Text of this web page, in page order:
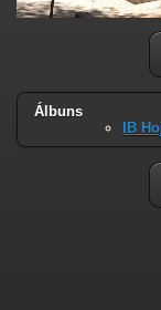
Álbuns
IB